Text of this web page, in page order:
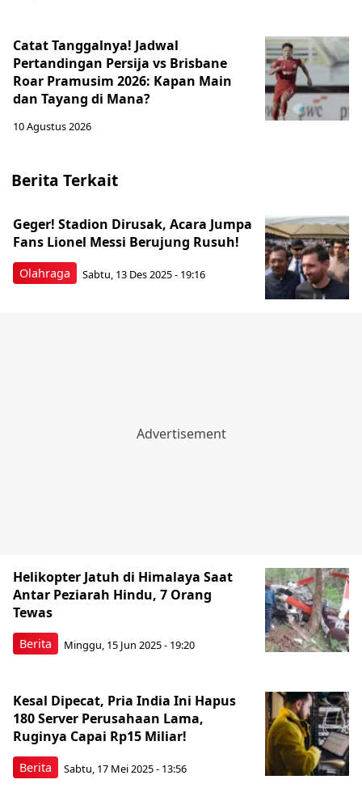
Catat Tanggalnya! Jadwal
Pertandingan Persija vs Brisbane
Roar Pramusim 2026: Kapan Main
dan Tayang di Mana?
10 Agustus 2026
Berita Terkait
Olahraga
Geger! Stadion Dirusak, Acara Jumpa
Fans Lionel Messi Berujung Rusuh!
Sabtu, 13 Des 2025 - 19:16
Berita
Helikopter Jatuh di Himalaya Saat
Antar Peziarah Hindu, 7 Orang
Tewas
Minggu, 15 Jun 2025 - 19:20
Berita
Kesal Dipecat, Pria India Ini Hapus
180 Server Perusahaan Lama,
Ruginya Capai Rp15 Miliar!
Sabtu, 17 Mei 2025 - 13:56